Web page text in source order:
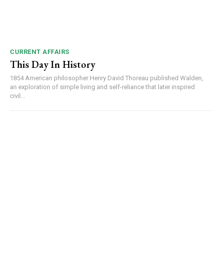
CURRENT AFFAIRS
This Day In History
1854 American philosopher Henry David Thoreau published Walden,
an exploration of simple living and self-reliance that later inspired
civil...